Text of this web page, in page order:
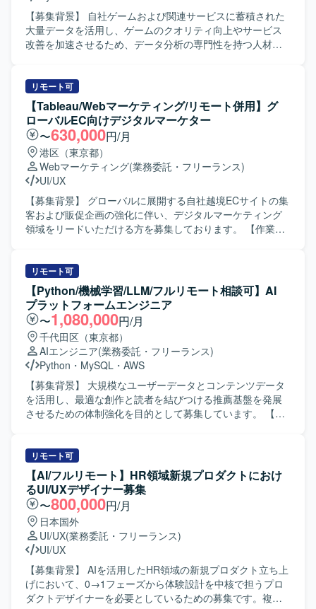
【募集背景】 自社ゲームおよび関連サービスに蓄積された
大量データを活用し、ゲームのクオリティ向上やサービス
改善を加速させるため、データ分析の専門性を持つ人材を
して担当していただきます。 ・SQLを用いたデータ集計お
よびレポート作成を行います。 ・ソーシャルゲームに対す
る課題発見や施策検証を実施し、離脱・課金要因分析、イ
ベント分析、チャット分析（言語解析やChatGptなどによる
要約）を行います。 ・Redashや一部Streamlitを用いたダッ
シュボード作成を行います。 ・バトルシミュレーターや成
長シミュレーター、マッチングアルゴリズムなどのシミュ
レーション関連の分析を行います。 ・他社サービスのデー
タを用いた市場分析を行います。 ・社内の様々なスタッフ
に対して、分析結果に基づく助言や提案を行います。 ・分
析ツールを用いたデータの可視化と運用を行います。 ・新
る人物像】 ゲーム領域におけるデータ分析のプロフェッシ
ョナルを目指したい方や、将来的にデータ分析に強みを持
つゲームプロデューサーや事業責任者を目指したい方を求
めております。ゲームが好きで、データを通じてプロダク
ト価値向上に貢献したいという意欲をお持ちの方が望まし
いです。 【ポジションの魅力】 大型タイトルを継続的に創
出する体制の中で、オリジナルIPと有力IPの両軸で多様なゲ
ームプロジェクトに関わることができます。企画初期から
運用、海外展開まで一気通貫で携わることができ、ヒット
させるために何が必要かをデータの観点から徹底的に追求
できます。約5,000名規模の開発体制と高度な運用ノウハウ
きな裁量を持って挑戦できるカルチャーの中で、事業成長
と個人の成長の両方を実現していただけます。 【開発環
境】 ゲーム開発に必要な機材や技術投資が積極的に行われ
ており、希望に応じて最適な開発環境が整備されます。社
員食堂やカフェ、リラクゼーションスペースなどを備えた
オフィスで、快適な業務環境が用意されています。また、
プロジェクトのマイルストンに応じた有給奨励日や社員旅
行など、リフレッシュを兼ねた取り組みも実施されていま
す。
リモート可
【Tableau/Webマーケティング/リモート併用】グ
ローバルEC向けデジタルマーケター
〜630,000円/月
港区（東京都）
Webマーケティング(業務委託・フリーランス)
UI/UX
【募集背景】 グローバルに展開する自社越境ECサイトの集
客および販促企画の強化に伴い、デジタルマーケティング
領域をリードいただける方を募集しております。 【作業内
具体的には、Tableauを用いた国別の訪問数、見積もり数、
CVR等のデータ分析に基づき、集客やサイト改善の施策を
立案・推進していただきます。 また、広告運用、SEO、
UI/UXデザイン等を担うパートナー企業への指示および進捗
管理、社内他部署や現地チームからのプロモーション要望
のヒアリングと要件整理を行っていただきます。 さらに、
集客業務におけるナレッジ共有や、業務プロセスの仕組み
化・業務効率化の推進も担っていただきます。 【求める人
物像】 データに基づいて論理的に施策を考えられる方を求
めております。 関係者とのコミュニケーションを通じて課
題を整理し、主体的にディレクションや改善提案を進めら
て、集客からサイト改善まで一連のデジタルマーケティン
グ施策の企画とディレクションを担うことができます。 デ
ータ分析に基づいた施策立案やパートナー企業との協業を
通じて、グローバルマーケットでの成果創出に直接貢献で
きる環境です。 【開発環境】 BIツールとしてTableauを中
心に、GA4やSearch Consoleなどの各種分析ツールを組み
合わせてデータ分析および施策検討を行っております。
リモート可
【Python/機械学習/LLM/フルリモート相談可】AI
プラットフォームエンジニア
〜1,080,000円/月
千代田区（東京都）
AIエンジニア(業務委託・フリーランス)
Python ・ MySQL ・ AWS
【募集背景】 大規模なユーザーデータとコンテンツデータ
を活用し、最適な創作と読者を結びつける推薦基盤を発展
させるための体制強化を目的として募集しています。 【作
ンテンツの特徴量を抽出するデータ処理基盤を設計・運用
します。 LLMや埋め込み技術を用いてコンテンツ理解およ
び検索の基盤を設計・運用します。 推論パイプラインや
LLM・機械学習モデルの開発および運用体制（LLMOps /
MLOps）の仕組みを設計し、継続的に改善します。 ユーザ
ー行動とコンテンツ情報に基づく推薦エンジンの開発・改
善を行います。 コンテンツ分類の仕組みと記事評価機能の
開発・改善を行い、その運用をチームとして支援します。
信頼性・安全性向上のため、悪意ある行動を検知しLLMで
判定するフィルタリング機能を開発します。 既存の機械学
習基盤を最新技術に更新し、性能およびコストの改善を図
リモート可
【AI/フルリモート】HR領域新規プロダクトにおけ
るUI/UXデザイナー募集
〜800,000円/月
日本国外
UI/UX(業務委託・フリーランス)
UI/UX
【募集背景】 AIを活用したHR領域の新規プロダクト立ち上
げにおいて、0→1フェーズから体験設計を中核で担うプロ
ダクトデザイナーを必要としているための募集です。複数